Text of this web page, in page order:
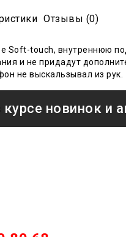
Отзывы (0)
Soft-touch, внутреннюю
и не придадут
не выскальзывал из рук.
курсе новинок и